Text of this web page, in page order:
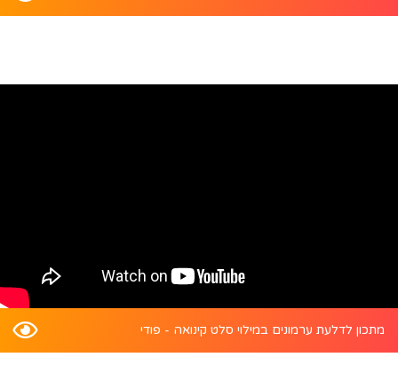
מתכון לדלעת ערמונים במילוי סלט קינואה - פודי